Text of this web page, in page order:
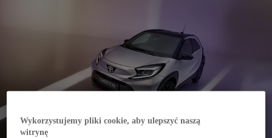
Wykorzystujemy pliki cookie, aby ulepszyć naszą
witrynę